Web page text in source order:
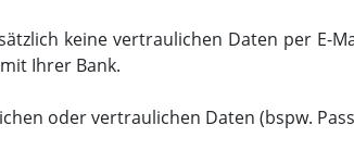
keine vertraulichen Daten per E-
Ihrer Bank.
oder vertraulichen Daten (bspw.